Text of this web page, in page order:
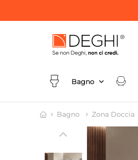
Bagno
Bagno Zona Doccia